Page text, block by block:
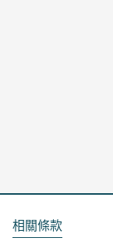
相關條款